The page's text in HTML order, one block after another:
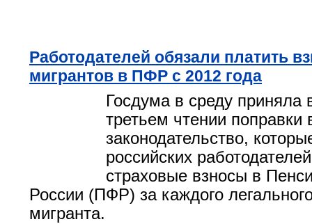
Работодателей обязали платить
мигрантов в ПФР с 2012 года
Госдума в среду приняла
третьем чтении поправки
законодательство,
российских
страховые взносы в
России (ПФР) за каждого
мигранта.